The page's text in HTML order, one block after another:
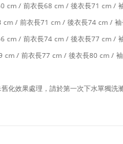
cm / 前衣長68 cm / 後衣長71 cm /
cm / 前衣長71 cm / 後衣長74 cm /
cm / 前衣長74 cm / 後衣長77 cm /
cm / 前衣長77 cm / 後衣長80 cm /
化效果處理，請於第一次下水單獨洗